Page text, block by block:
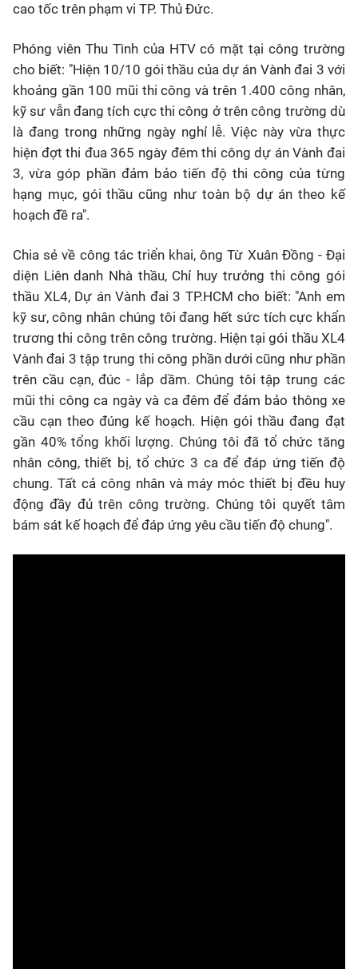
cao tốc trên phạm vi TP. Thủ Đức.
Phóng viên Thu Tình của HTV có mặt tại công trường
cho biết: "Hiện 10/10 gói thầu của dự án Vành đai 3 với
khoảng gần 100 mũi thi công và trên 1.400 công nhân,
kỹ sư vẫn đang tích cực thi công ở trên công trường dù
là đang trong những ngày nghỉ lễ. Việc này vừa thực
hiện đợt thi đua 365 ngày đêm thi công dự án Vành đai
3, vừa góp phần đảm bảo tiến độ thi công của từng
hạng mục, gói thầu cũng như toàn bộ dự án theo kế
hoạch đề ra".
Chia sẻ về công tác triển khai, ông Từ Xuân Đồng - Đại
diện Liên danh Nhà thầu, Chỉ huy trưởng thi công gói
thầu XL4, Dự án Vành đai 3 TP.HCM cho biết: "Anh em
kỹ sư, công nhân chúng tôi đang hết sức tích cực khẩn
trương thi công trên công trường. Hiện tại gói thầu XL4
Vành đai 3 tập trung thi công phần dưới cũng như phần
trên cầu cạn, đúc - lắp dầm. Chúng tôi tập trung các
mũi thi công ca ngày và ca đêm để đảm bảo thông xe
cầu cạn theo đúng kế hoạch. Hiện gói thầu đang đạt
gần 40% tổng khối lượng. Chúng tôi đã tổ chức tăng
nhân công, thiết bị, tổ chức 3 ca để đáp ứng tiến độ
chung. Tất cả công nhân và máy móc thiết bị đều huy
động đầy đủ trên công trường. Chúng tôi quyết tâm
bám sát kế hoạch để đáp ứng yêu cầu tiến độ chung".